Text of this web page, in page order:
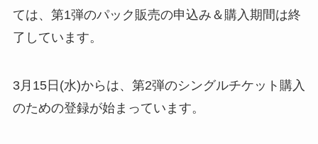
ては、第1弾のパック販売の申込み＆購入期間は終
了しています。
3月15日(水)からは、第2弾のシングルチケット購入
のための登録が始まっています。